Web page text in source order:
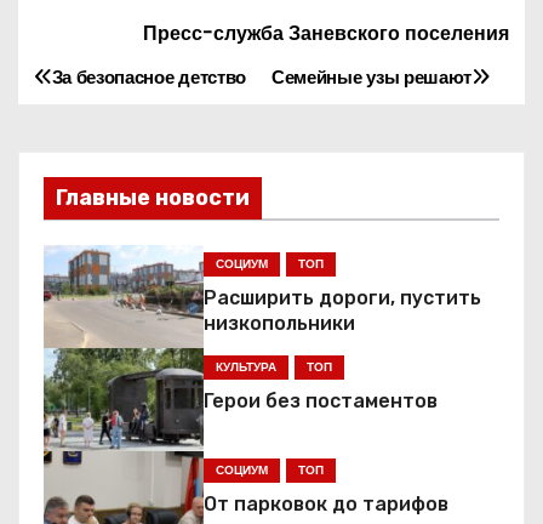
Пресс-служба Заневского поселения
Н
в
и
г
а
ц
и
я
Семейные узы решают
За безопасное детство
Главные новости
СОЦИУМ ТОП
Расширить дороги, пустить
низкопольники
КУЛЬТУРА ТОП
Герои без постаментов
СОЦИУМ ТОП
От парковок до тарифов